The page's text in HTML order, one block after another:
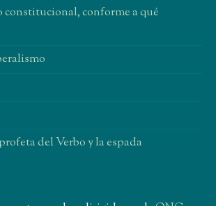
constitucional, conforme a qué
del Verbo y la espada